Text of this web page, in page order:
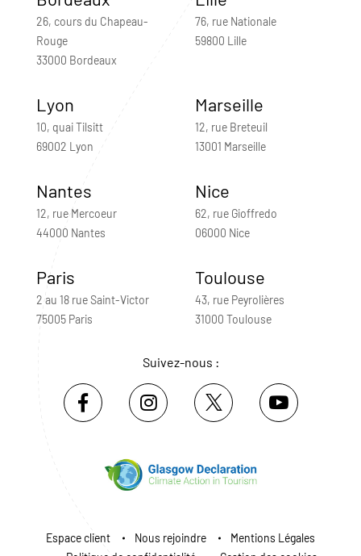
26, cours du Chapeau-
Rouge
33000 Bordeaux
76, rue Nationale
59800 Lille
Lyon
10, quai Tilsitt
69002 Lyon
Marseille
12, rue Breteuil
13001 Marseille
Nantes
12, rue Mercoeur
44000 Nantes
Nice
62, rue Gioffredo
06000 Nice
Paris
2 au 18 rue Saint-Victor
75005 Paris
Toulouse
43, rue Peyrolières
31000 Toulouse
Suivez-nous :
Espace client Nous rejoindre
Mentions Légales